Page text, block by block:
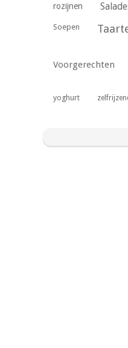
rozijnen
Soepen
Voorgerechten
yoghurt